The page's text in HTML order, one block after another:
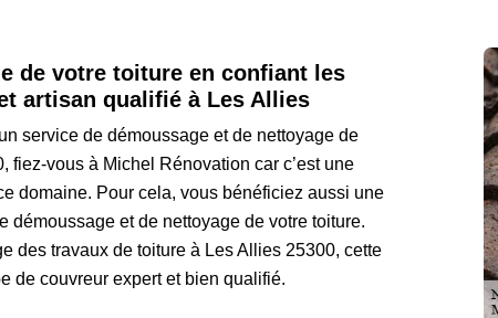
de votre toiture en confiant les
artisan qualifié à Les Allies
service de démoussage et de nettoyage de
fiez-vous à Michel Rénovation car c’est une
domaine. Pour cela, vous bénéficiez aussi une
démoussage et de nettoyage de votre toiture.
des travaux de toiture à Les Allies 25300, cette
de couvreur expert et bien qualifié.